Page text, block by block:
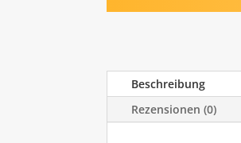
Beschreibung
Rezensionen (0)